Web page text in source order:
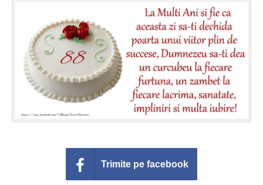
Felicitari muzicale personalizate
Felicitari animate
Invitatii personalizate
Conecteaza-te
Trimite pe facebook